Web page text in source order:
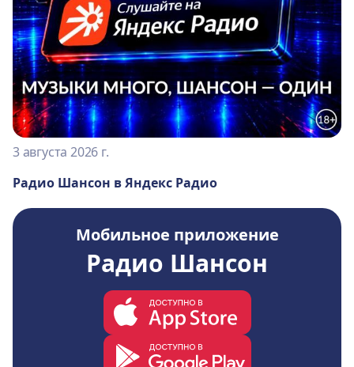
3 августа 2026 г.
Радио Шансон в Яндекс Радио
Мобильное приложение
Радио Шансон